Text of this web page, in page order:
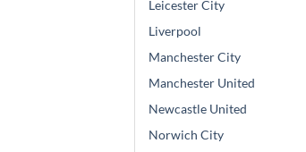
Leicester City
Liverpool
Manchester City
Manchester United
Newcastle United
Norwich City